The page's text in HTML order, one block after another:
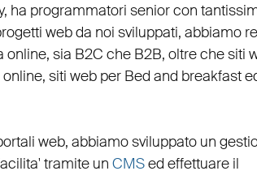
, ha programmatori senior con
web da noi sviluppati, abbiamo
online, sia B2C che B2B, oltre chesiti
, siti web per Bed and breakfast
web, abbiamo sviluppato un
tramite un CMSed effettuare il